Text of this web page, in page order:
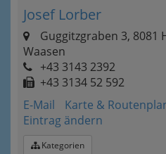
Josef Lorber
Guggitzgraben 3, 8081
Waasen
+43 3143 2392
+43 3134 52 592
E-Mail
Karte &
Eintrag ändern
Kategorien